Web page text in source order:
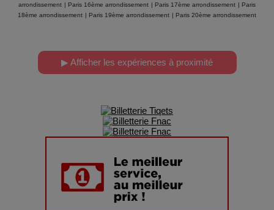
arrondissement | Paris 16ème arrondissement | Paris 17ème arrondissement | Paris
18ème arrondissement | Paris 19ème arrondissement | Paris 20ème arrondissement
▶ Afficher les expériences à proximité